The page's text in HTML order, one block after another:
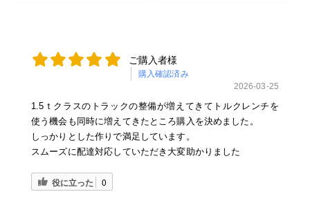
ご購入者様
購入確認済み
2026-03-25
1.5ｔクラスのトラックの整備が増えてきてトルクレンチを
使う機会も同時に増えてきたところ購入を決めました。
しっかりとした作りで満足しています。
スムーズに配達対応していただき大変助かりました
役に立った 0